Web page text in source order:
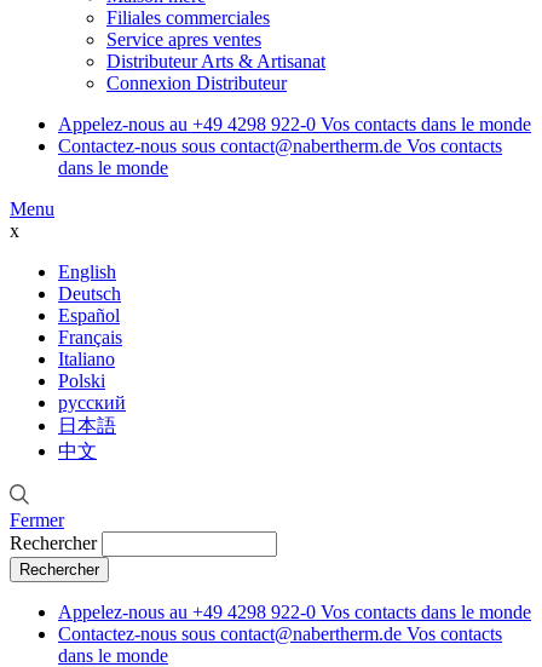
Filiales commerciales
Service apres ventes
Distributeur Arts & Artisanat
Connexion Distributeur
Appelez-nous au +49 4298 922-0 Vos contacts dans le monde
Contactez-nous sous contact@nabertherm.de Vos contacts
dans le monde
Menu
x
English
Deutsch
Español
Français
Italiano
Polski
русский
日本語
中文
Fermer
Rechercher
Appelez-nous au +49 4298 922-0 Vos contacts dans le monde
Contactez-nous sous contact@nabertherm.de Vos contacts
dans le monde